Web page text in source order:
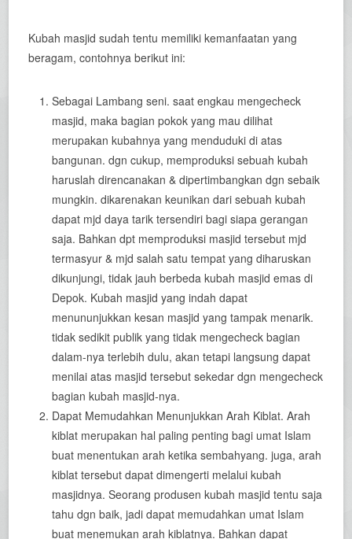
Kubah masjid sudah tentu memiliki kemanfaatan yang
beragam, contohnya berikut ini:
Sebagai Lambang seni. saat engkau mengecheck
masjid, maka bagian pokok yang mau dilihat
merupakan kubahnya yang menduduki di atas
bangunan. dgn cukup, memproduksi sebuah kubah
haruslah direncanakan & dipertimbangkan dgn sebaik
mungkin. dikarenakan keunikan dari sebuah kubah
dapat mjd daya tarik tersendiri bagi siapa gerangan
saja. Bahkan dpt memproduksi masjid tersebut mjd
termasyur & mjd salah satu tempat yang diharuskan
dikunjungi, tidak jauh berbeda kubah masjid emas di
Depok. Kubah masjid yang indah dapat
menununjukkan kesan masjid yang tampak menarik.
tidak sedikit publik yang tidak mengecheck bagian
dalam-nya terlebih dulu, akan tetapi langsung dapat
menilai atas masjid tersebut sekedar dgn mengecheck
bagian kubah masjid-nya.
Dapat Memudahkan Menunjukkan Arah Kiblat. Arah
kiblat merupakan hal paling penting bagi umat Islam
buat menentukan arah ketika sembahyang. juga, arah
kiblat tersebut dapat dimengerti melalui kubah
masjidnya. Seorang produsen kubah masjid tentu saja
tahu dgn baik, jadi dapat memudahkan umat Islam
buat menemukan arah kiblatnya. Bahkan dapat